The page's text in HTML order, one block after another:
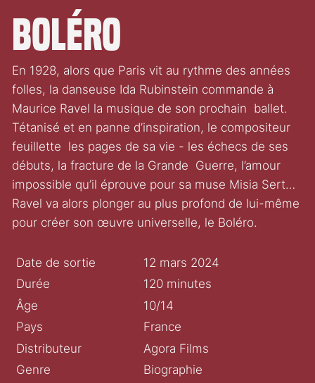
Boléro
En 1928, alors que Paris vit au rythme des années
folles, la danseuse Ida Rubinstein commande à
Maurice Ravel la musique de son prochain ballet.
Tétanisé et en panne d’inspiration, le compositeur
feuillette les pages de sa vie - les échecs de ses
débuts, la fracture de la Grande Guerre, l’amour
impossible qu’il éprouve pour sa muse Misia Sert…
Ravel va alors plonger au plus profond de lui-même
pour créer son œuvre universelle, le Boléro.
Date de sortie
12 mars 2024
Durée
120 minutes
Âge
10/14
Pays
France
Distributeur
Agora Films
Genre
Biographie